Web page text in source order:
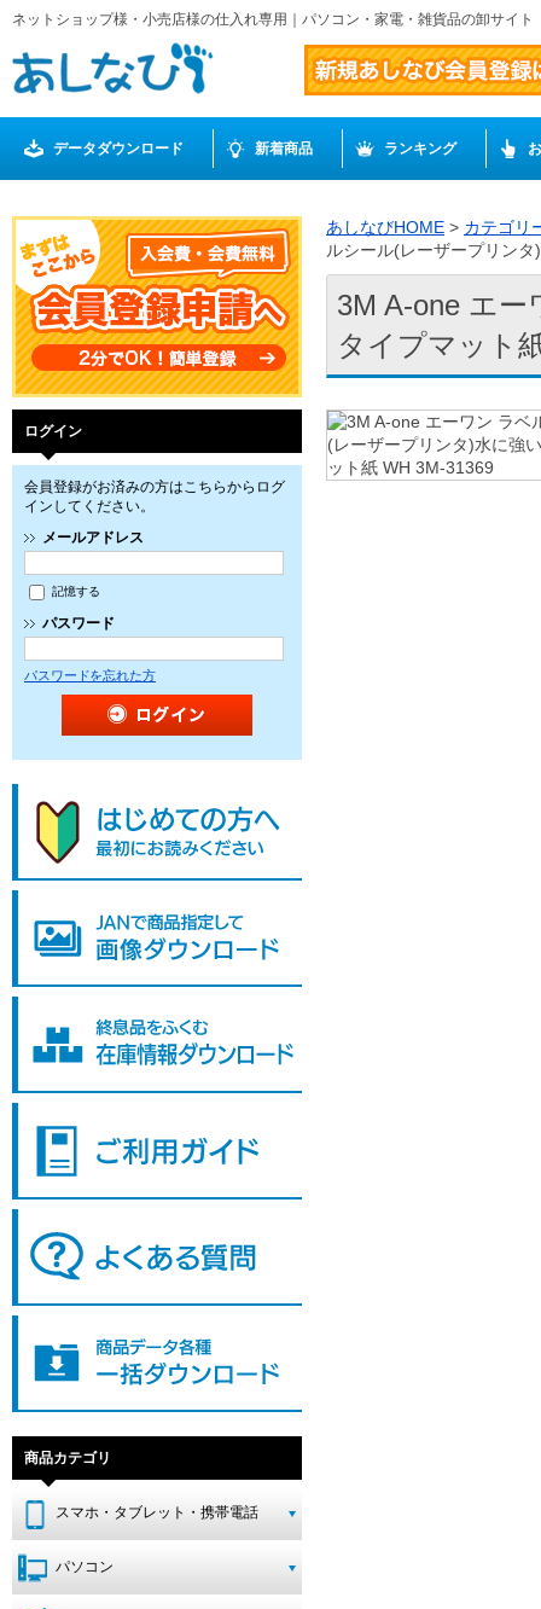
ネットショップ様・小売店様の仕入れ専用｜パソコン・家電・雑貨品の卸サイ
データダウンロード 新着商品 ランキング
ログイン
会員登録がお済みの方はこちらからログ
インしてください。
メールアドレス
記憶する
パスワード
パスワードを忘れた方
商品カテゴリ
スマホ・タブレット・携帯電話
パソコン
あしなびHOME > カテゴリ
ルシール(レーザープリン
3M A-one エ
タイプマット